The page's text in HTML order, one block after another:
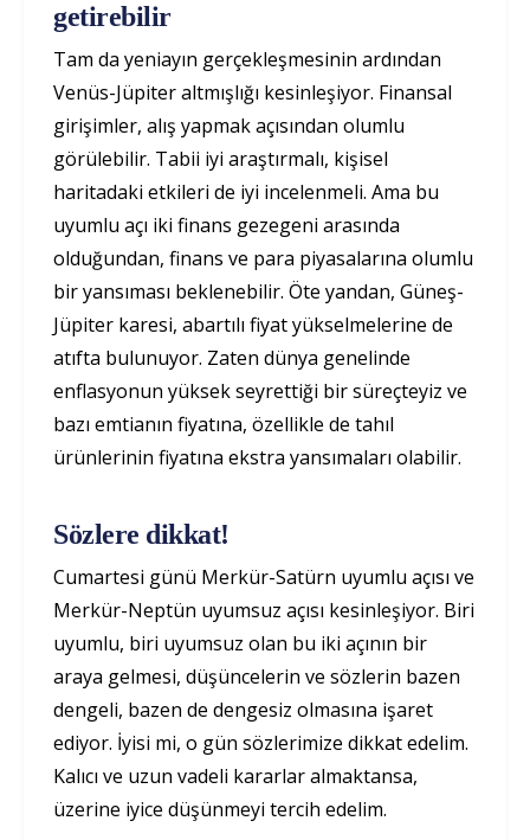
getirebilir
Tam da yeniayın gerçekleşmesinin ardından
Venüs-Jüpiter altmışlığı kesinleşiyor. Finansal
girişimler, alış yapmak açısından olumlu
görülebilir. Tabii iyi araştırmalı, kişisel
haritadaki etkileri de iyi incelenmeli. Ama bu
uyumlu açı iki finans gezegeni arasında
olduğundan, finans ve para piyasalarına olumlu
bir yansıması beklenebilir. Öte yandan, Güneş-
Jüpiter karesi, abartılı fiyat yükselmelerine de
atıfta bulunuyor. Zaten dünya genelinde
enflasyonun yüksek seyrettiği bir süreçteyiz ve
bazı emtianın fiyatına, özellikle de tahıl
ürünlerinin fiyatına ekstra yansımaları olabilir.
Sözlere dikkat!
Cumartesi günü Merkür-Satürn uyumlu açısı ve
Merkür-Neptün uyumsuz açısı kesinleşiyor. Biri
uyumlu, biri uyumsuz olan bu iki açının bir
araya gelmesi, düşüncelerin ve sözlerin bazen
dengeli, bazen de dengesiz olmasına işaret
ediyor. İyisi mi, o gün sözlerimize dikkat edelim.
Kalıcı ve uzun vadeli kararlar almaktansa,
üzerine iyice düşünmeyi tercih edelim.